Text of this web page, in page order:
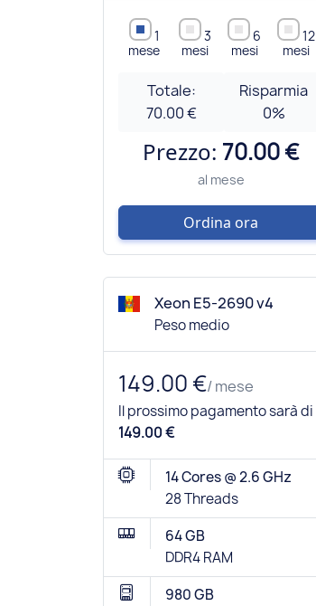
1
mese
3
mesi
6
mesi
12
mesi
Totale:
70.00 €
Risparmia
0%
Prezzo: 70.00 €
al mese
Ordina ora
Xeon E5-2690 v4
Peso medio
149.00 €/ mese
Il prossimo pagamento sarà di
149.00 €
14 Cores @ 2.6 GHz
28 Threads
64 GB
DDR4 RAM
980 GB